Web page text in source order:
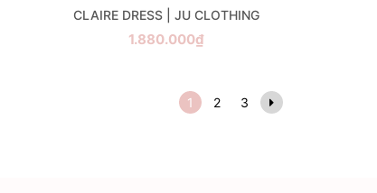
CLAIRE DRESS | JU CLOTHING
1.880.000₫
1 2 3